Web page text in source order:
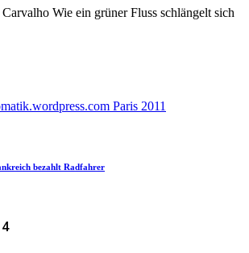
Wie ein grüner Fluss schlängelt sich
bezahlt Radfahrer